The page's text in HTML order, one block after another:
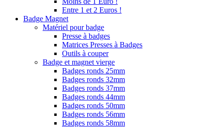
Entre 1 et 2 Euros !
Badge Magnet
Matériel pour badge
Presse à badges
Matrices Presses à Badges
Outils à couper
Badge et magnet vierge
Badges ronds 25mm
Badges ronds 32mm
Badges ronds 37mm
Badges ronds 44mm
Badges ronds 50mm
Badges ronds 56mm
Badges ronds 58mm